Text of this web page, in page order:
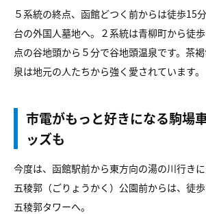
５系統の終点、函館どつく前からは徒歩15
台の外国人墓地へ。２系統は青柳町から徒
点の谷地頭から５分で谷地頭温泉です。茶
泉は地元の人たちから強く愛されています。
市電がもっと好きになる駒場
ッズも
今度は、函館駅前から東方向の湯の川行きに
五稜郭（ごりょうかく）公園前からは、徒
五稜郭タワーへ。